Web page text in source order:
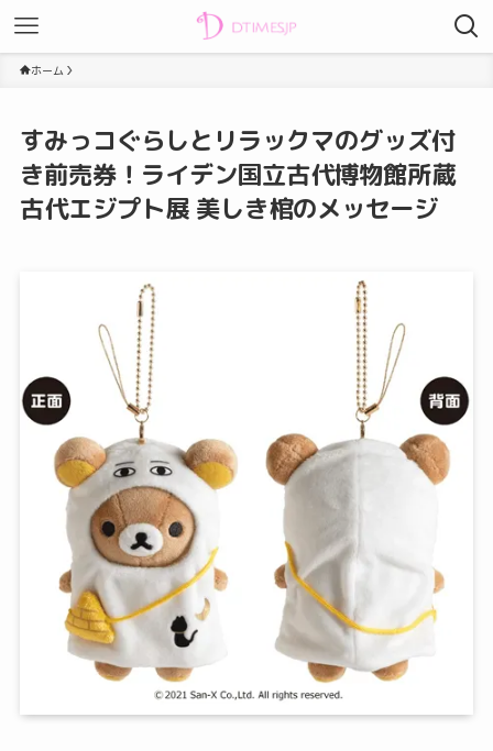
ホーム
すみっコぐらしとリラックマのグッズ付
き前売券！ライデン国立古代博物館所蔵
古代エジプト展 美しき棺のメッセージ